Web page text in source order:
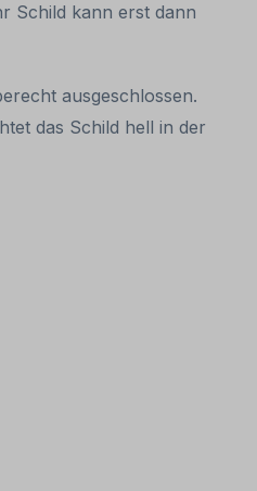
Schild kann erst dann
ausgeschlossen.
das Schild hell in der